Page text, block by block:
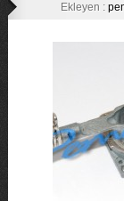
Ekleyen :